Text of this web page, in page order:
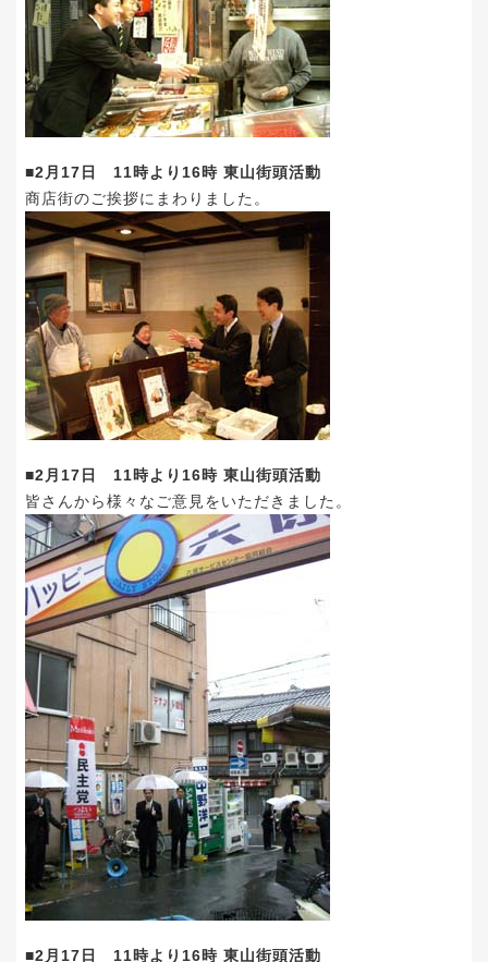
■2月17日 11時より16時 東山街頭活動
商店街のご挨拶にまわりました。
■2月17日 11時より16時 東山街頭活動
皆さんから様々なご意見をいただきました。
■2月17日 11時より16時 東山街頭活動